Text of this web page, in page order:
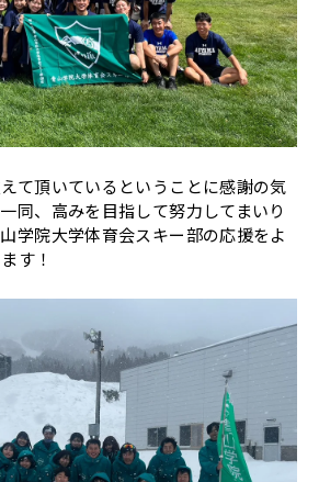
て頂いているということに感謝の気
同、高みを目指して努力してまいり
学院大学体育会スキー部の応援をよ
す！